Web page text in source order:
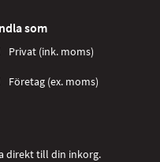
som
Privat (ink. moms)
Företag (ex. moms)
direkt till din inkorg.